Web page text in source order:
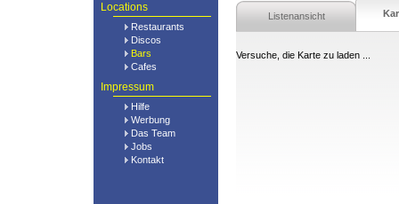
Locations
Restaurants
Discos
Bars
Cafes
Impressum
Hilfe
Werbung
Das Team
Jobs
Kontakt
Listenansicht
Versuche, die Karte zu laden ...